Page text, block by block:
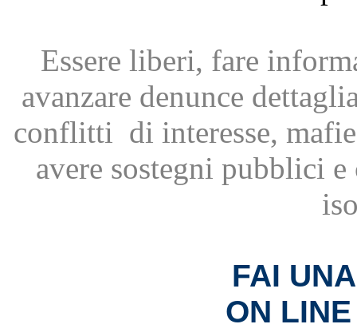
Essere liberi, fare
avanzare denunce
conflitti di interesse,
avere sostegni pubblici
FAI
ON